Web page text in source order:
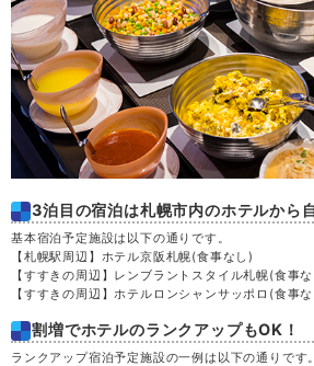
3泊目の宿泊は札幌市内のホテルから
基本宿泊予定施設は以下の通りです。
【札幌駅周辺】ホテル京阪札幌(食事なし)
【すすきの周辺】レンブラントスタイル札幌(食事
【すすきの周辺】ホテルロンシャンサッポロ (食事
割増でホテルのランクアップもOK！
ランクアップ宿泊予定施設の一例は以下の通りです。